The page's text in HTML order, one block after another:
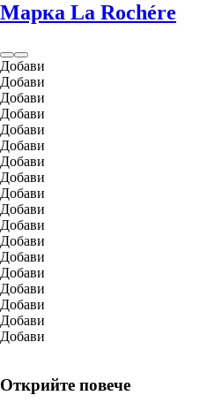
Марка La Rochére
Добави
Добави
Добави
Добави
Добави
Добави
Добави
Добави
Добави
Добави
Добави
Добави
Добави
Добави
Добави
Добави
Добави
Добави
Открийте повече